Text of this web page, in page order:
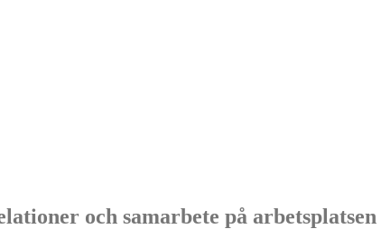
och samarbete på arbetsplatsen